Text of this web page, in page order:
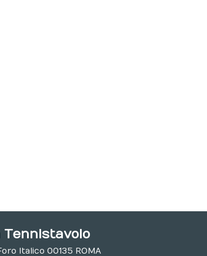
Tennistavolo
Italico 00135 ROMA